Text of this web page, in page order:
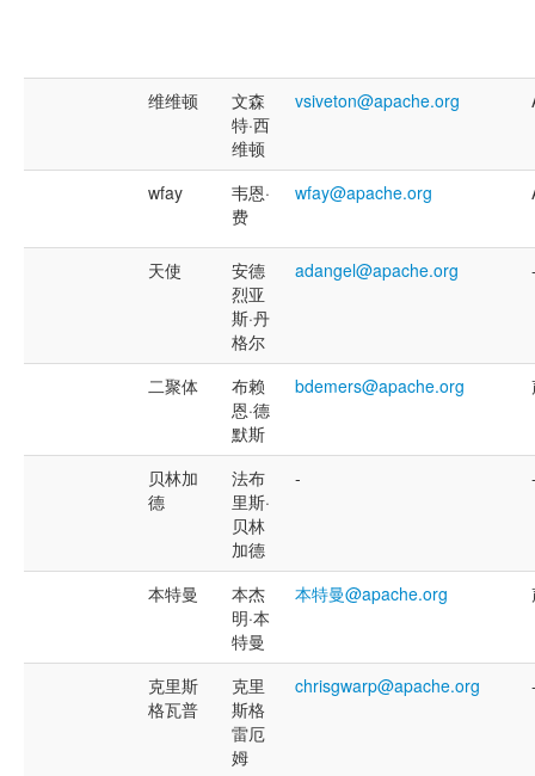
维维顿
文森
特·西
维顿
vsiveton@apache.org
wfay
韦恩·
费
wfay@apache.org
天使
安德
烈亚
斯·丹
格尔
adangel@apache.org
二聚体
布赖
恩·德
默斯
bdemers@apache.org
贝林加
德
法布
里斯·
贝林
加德
-
本特曼
本杰
明·本
特曼
本特曼@apache.org
克里斯
格瓦普
克里
斯格
雷厄
姆
chrisgwarp@apache.org